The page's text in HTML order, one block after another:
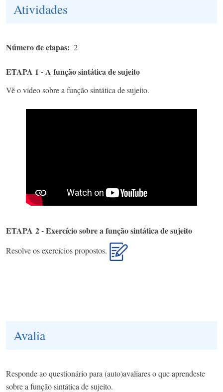
Atividades
Número de etapas 2
ETAPA 1 - A função sintática de sujeito
Vê o vídeo sobre a função sintática de sujeito.
ETAPA 2 - Exercício sobre a função sintática de sujeito
Resolve os exercícios propostos.
Avalia
Responde ao questionário para (auto)avaliares o que aprendeste
sobre a função sintática de sujeito.